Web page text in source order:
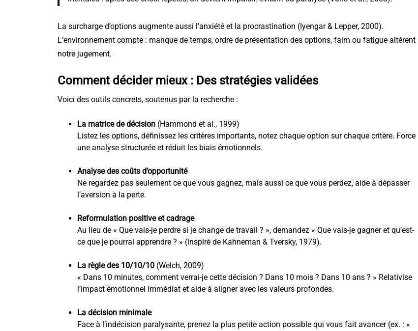
La surcharge d’options augmente aussi l’anxiété et la procrastination (Iyengar & Lepper, 2000).
L’environnement compte : manque de temps, ordre de présentation des options, faim ou fatigue altèrent
notre jugement.
Comment décider mieux : Des stratégies validées
Voici des outils concrets, soutenus par la recherche :
La matrice de décision (Hammond et al., 1999)
Listez les options, définissez les critères importants, notez chaque option sur chaque critère. Force
une analyse structurée et réduit les biais émotionnels.
Analyse des coûts d’opportunité
Ne regardez pas seulement ce que vous gagnez, mais aussi ce que vous perdez, aide à dépasser
l’aversion à la perte.
Reformulation positive et cadrage
Au lieu de « Que vais-je perdre si je change de travail ? », demandez « Que vais-je gagner et qu’est-
ce que je pourrai apprendre ? » (inspiré de Kahneman & Tversky, 1979).
La règle des 10/10/10 (Welch, 2009)
« Dans 10 minutes, comment verrai-je cette décision ? Dans 10 mois ? Dans 10 ans ? » Relativise
l’impact émotionnel immédiat et aide à aligner avec les valeurs profondes.
La décision minimale
Face à l’indécision paralysante, prenez la plus petite action possible qui vous fait avancer (ex. : «